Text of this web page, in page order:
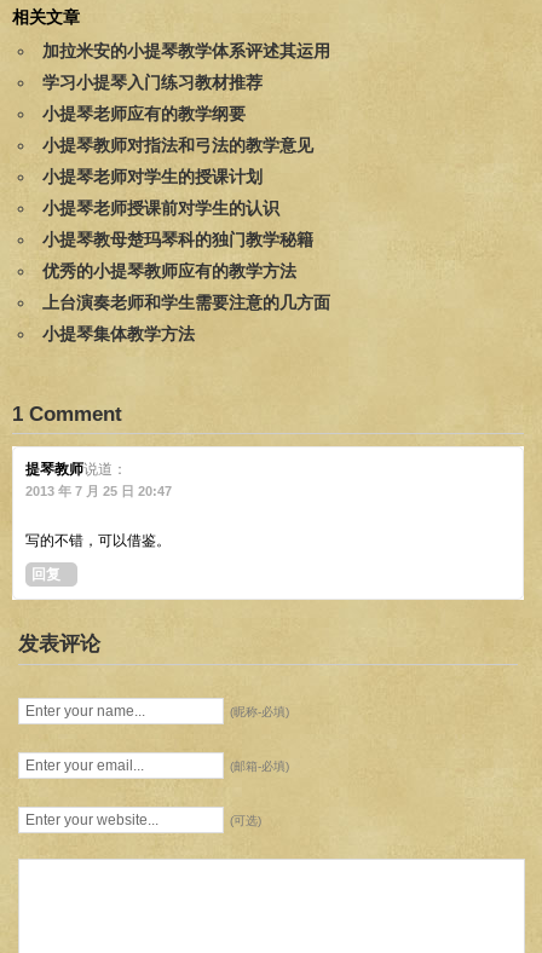
相关文章
加拉米安的小提琴教学体系评述其运用
学习小提琴入门练习教材推荐
小提琴老师应有的教学纲要
小提琴教师对指法和弓法的教学意见
小提琴老师对学生的授课计划
小提琴老师授课前对学生的认识
小提琴教母楚玛琴科的独门教学秘籍
优秀的小提琴教师应有的教学方法
上台演奏老师和学生需要注意的几方面
小提琴集体教学方法
1 Comment
提琴教师说道：
2013 年 7 月 25 日 20:47
写的不错，可以借鉴。
回复
发表评论
(昵称-必填)
(邮箱-必填)
(可选)